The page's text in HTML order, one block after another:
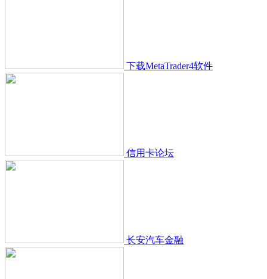
下载MetaTrader4软件
信用卡论坛
长安汽车金融